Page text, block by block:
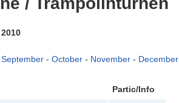
September - October - November - December
Partic/Info